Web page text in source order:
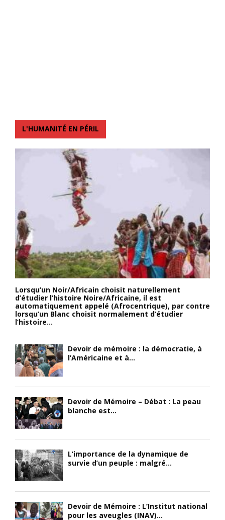
L'HUMANITÉ EN PÉRIL
Lorsqu’un Noir/Africain choisit naturellement
d’étudier l’histoire Noire/Africaine, il est
automatiquement appelé (Afrocentrique), par contre
lorsqu’un Blanc choisit normalement d’étudier
l’histoire...
Devoir de mémoire : la démocratie, à
l’Américaine et à...
Devoir de Mémoire – Débat : La peau
blanche est...
L’importance de la dynamique de
survie d’un peuple : malgré...
Devoir de Mémoire : L’Institut national
pour les aveugles (INAV)...